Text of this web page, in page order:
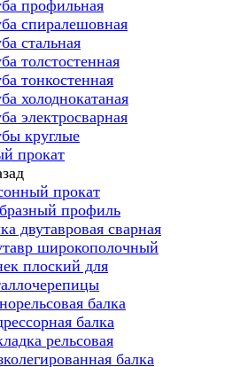
профильная
спиралешовная
стальная
толстостенная
тонкостенная
холоднокатаная
электросварная
круглые
прокат
прокат
профиль
двутавровая сварная
широкополочный
плоский для
балка
балка
рельсовая
балка